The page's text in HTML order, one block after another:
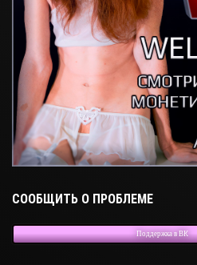
СООБЩИТЬ О ПРОБЛЕМЕ
Поддержка в ВК